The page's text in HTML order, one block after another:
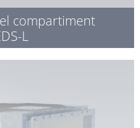
compartiment
L